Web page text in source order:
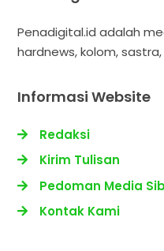
Penadigital.id adalah
hardnews, kolom,
Informasi Website
Redaksi
Kirim Tulisan
Pedoman Media
Kontak Kami